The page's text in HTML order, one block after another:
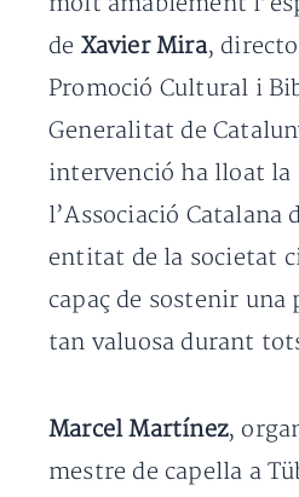
de Xavier Mira,
Promoció Cultural i
Generalitat de
intervenció ha lloat la
l’Associació Catalana
entitat de la societat
capaç de sostenir
tan valuosa durant
Marcel Martínez,
mestre de capella a